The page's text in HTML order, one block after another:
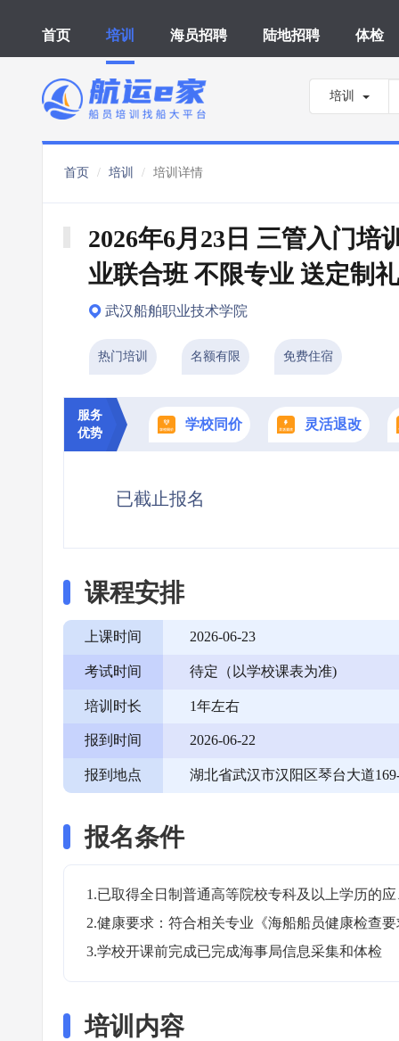
首页 培训 海员招聘 陆地招聘 体检
培训
首页 培训 培训详情
2026年6月23日 三管入门培
业联合班 不限专业 送定制
武汉船舶职业技术学院
热门培训 名额有限 免费住宿
服务
优势
学校同价 灵活退改
已截止报名
课程安排
上课时间 2026-06-23
考试时间 待定（以学校课表为准)
培训时长 1年左右
报到时间 2026-06-22
报到地点 湖北省武汉市汉阳区琴台大道
报名条件
1.已取得全日制普通高等院校专科及以上学历的
2.健康要求：符合相关专业《海船船员健康检查
3.学校开课前完成已完成海事局信息采集和体检
培训内容